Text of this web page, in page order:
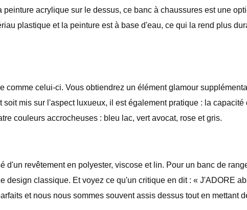
acrylique sur le dessus, ce banc à chaussures est une
plastique et la peinture est à base d'eau, ce qui la rend plus
celui-ci. Vous obtiendrez un élément glamour
mis sur l'aspect luxueux, il est également pratique : la
couleurs accrocheuses : bleu lac, vert avocat, rose et gris.
revêtement en polyester, viscose et lin. Pour un banc de
design classique. Et voyez ce qu'un critique en dit : « J'ADORE
et nous nous sommes souvent assis dessus tout en mettant